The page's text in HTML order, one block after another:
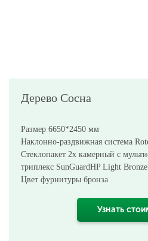
Дерево Сосна
Размер 6650*2450 мм
Наклонно-раздвижная система
Стеклопакет 2х камерный с
триплекс SunGuardHP Light Bronze
Цвет фурнитуры бронза
Узнать